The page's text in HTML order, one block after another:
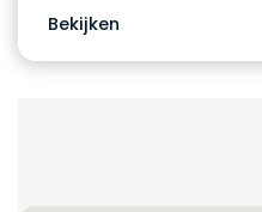
Bekijken